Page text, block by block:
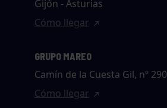
Gijón - Asturias
Cómo llegar
GRUPO MAREO
Camín de la Cuesta Gil, nº 290
Cómo llegar